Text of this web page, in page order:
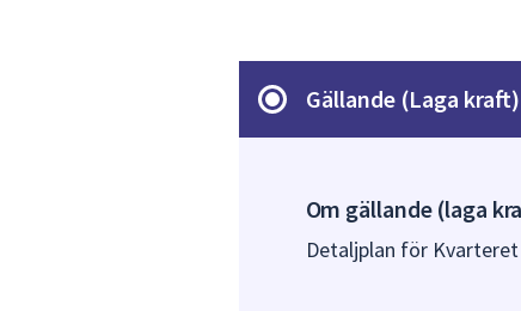
Gällande (Laga kraft)
Om gällande (laga
Detaljplan för